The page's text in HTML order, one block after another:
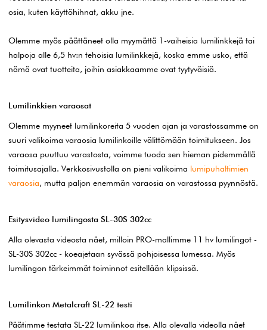
osia, kuten käyttöhihnat, akku jne.
Olemme myös päättäneet olla myymättä 1-vaiheisia lumilinkkejä tai
halpoja alle 6,5 hv:n tehoisia lumilinkkejä, koska emme usko, että
nämä ovat tuotteita, joihin asiakkaamme ovat tyytyväisiä.
Lumilinkkien varaosat
Olemme myyneet lumilinkoreita 5 vuoden ajan ja varastossamme on
suuri valikoima varaosia lumilinkoille välittömään toimitukseen. Jos
varaosa puuttuu varastosta, voimme tuoda sen hieman pidemmällä
toimitusajalla. Verkkosivustolla on pieni valikoima lumipuhaltimien
varaosia, mutta paljon enemmän varaosia on varastossa pyynnöstä.
Esitysvideo lumilingosta SL-30S 302cc
Alla olevasta videosta näet, milloin PRO-mallimme 11 hv lumilingot -
SL-30S 302cc - koeajetaan syvässä pohjoisessa lumessa. Myös
lumilingon tärkeimmät toiminnot esitellään klipsissä.
Lumilinkon Metalcraft SL-22 testi
Päätimme testata SL-22 lumilinkoa itse. Alla olevalla videolla näet